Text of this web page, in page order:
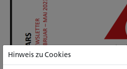
Hinweis zu Cookies